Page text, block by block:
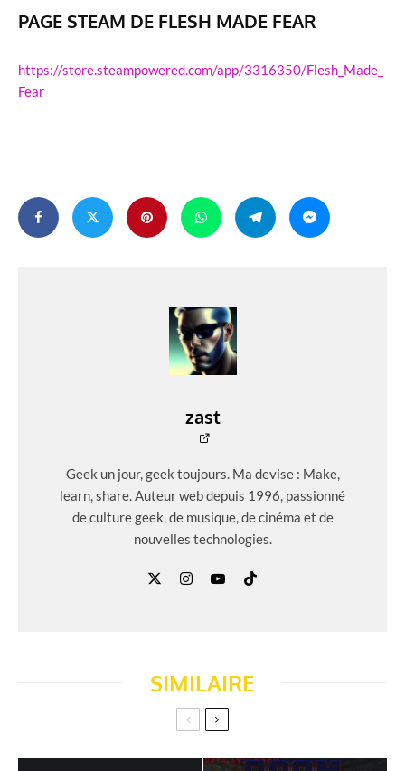
PAGE STEAM DE FLESH MADE FEAR
https://store.steampowered.com/app/3316350/Flesh_Made_
Fear
zast
Geek un jour, geek toujours. Ma devise : Make,
learn, share. Auteur web depuis 1996, passionné
de culture geek, de musique, de cinéma et de
nouvelles technologies.
SIMILAIRE